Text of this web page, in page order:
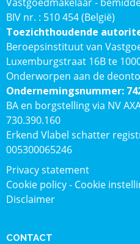
BIV nr. : 510 454 (België)
Toezichthoudende
Beroepsinstituut van
Luxemburgstraat 16B te
Onderworpen aan de
Ondernemingsnummer:
BA en borgstelling via NV
730.390.160
Erkend Vlabel schatter
005300065246
Privacy statement
Cookie policy- Cookie
Disclaimer
CONTACT